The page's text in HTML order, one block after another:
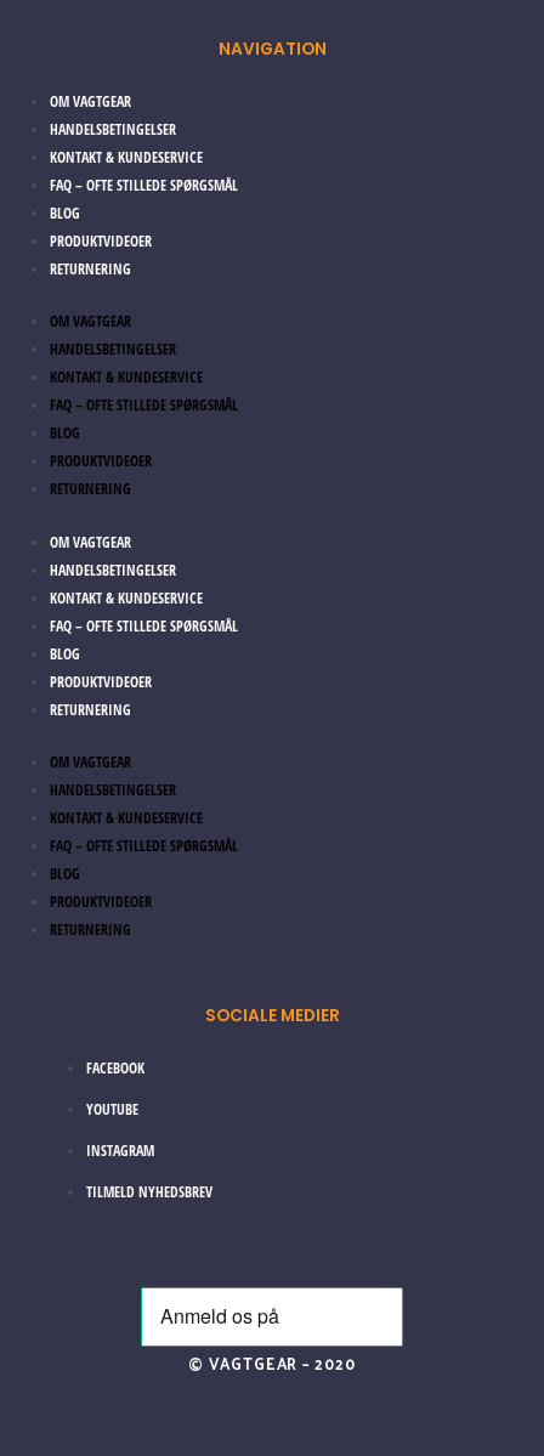
NAVIGATION
OM VAGTGEAR
HANDELSBETINGELSER
KONTAKT & KUNDESERVICE
FAQ – OFTE STILLEDE SPØRGSMÅL
BLOG
PRODUKTVIDEOER
RETURNERING
OM VAGTGEAR
HANDELSBETINGELSER
KONTAKT & KUNDESERVICE
FAQ – OFTE STILLEDE SPØRGSMÅL
BLOG
PRODUKTVIDEOER
RETURNERING
OM VAGTGEAR
HANDELSBETINGELSER
KONTAKT & KUNDESERVICE
FAQ – OFTE STILLEDE SPØRGSMÅL
BLOG
PRODUKTVIDEOER
RETURNERING
OM VAGTGEAR
HANDELSBETINGELSER
KONTAKT & KUNDESERVICE
FAQ – OFTE STILLEDE SPØRGSMÅL
BLOG
PRODUKTVIDEOER
RETURNERING
SOCIALE MEDIER
FACEBOOK
YOUTUBE
INSTAGRAM
TILMELD NYHEDSBREV
© VAGTGEAR – 2020